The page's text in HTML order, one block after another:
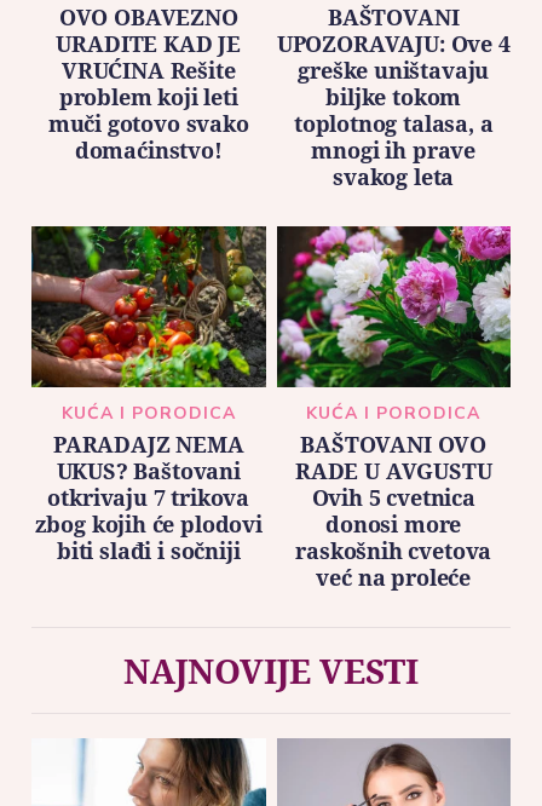
OVO OBAVEZNO
URADITE KAD JE
VRUĆINA Rešite
problem koji leti
muči gotovo svako
domaćinstvo!
BAŠTOVANI
UPOZORAVAJU: Ove 4
greške uništavaju
biljke tokom
toplotnog talasa, a
mnogi ih prave
svakog leta
KUĆA I PORODICA
PARADAJZ NEMA
UKUS? Baštovani
otkrivaju 7 trikova
zbog kojih će plodovi
biti slađi i sočniji
KUĆA I PORODICA
BAŠTOVANI OVO
RADE U AVGUSTU
Ovih 5 cvetnica
donosi more
raskošnih cvetova
već na proleće
NAJNOVIJE VESTI